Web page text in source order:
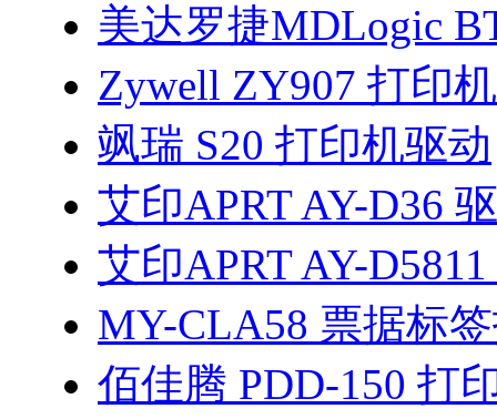
美达罗捷MDLogic
Zywell ZY907 打印
飒瑞 S20 打印机驱动
艾印APRT AY-D36
艾印APRT AY-
MY-CLA58 票据标
佰佳腾 PDD-150 打